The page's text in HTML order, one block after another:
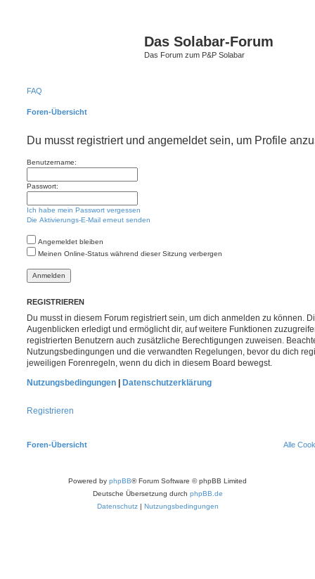
Das Solabar-Forum
Das Forum zum P&P Solabar
FAQ
Foren-Übersicht
Du musst registriert und angemeldet sein, um Profile
Benutzername:
Passwort:
Ich habe mein Passwort vergessen
Die Aktivierungs-E-Mail erneut senden
Angemeldet bleiben
Meinen Online-Status während dieser Sitzung verbergen
REGISTRIEREN
Du musst in diesem Forum registriert sein, um dich anmelden zu können.
Augenblicken erledigt und ermöglicht dir, auf weitere Funktionen
registrierten Benutzern auch zusätzliche Berechtigungen zuweisen.
Nutzungsbedingungen und die verwandten Regelungen, bevor du dich
jeweiligen Forenregeln, wenn du dich in diesem Board bewegst.
Nutzungsbedingungen
Datenschutzerklärung
Registrieren
Foren-Übersicht Alle
Powered by phpBB® Forum Software © phpBB Limited
Deutsche Übersetzung durch phpBB.de
Datenschutz| Nutzungsbedingungen